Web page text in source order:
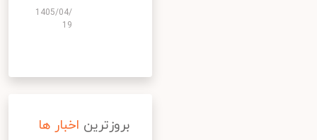
1405/04/
19
بروزترین اخبار ها